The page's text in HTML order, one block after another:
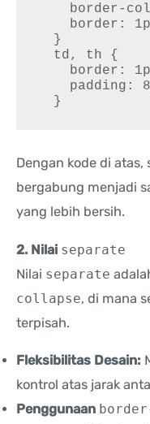
  }
Dengan kode di atas,
bergabung menjadi
yang lebih bersih.
2. Nilai separate
Nilai separate
collapse, di mana
terpisah.
Fleksibilitas Desain:
kontrol atas jarak
Penggunaan